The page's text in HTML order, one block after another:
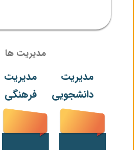
مدیریت ها
مدیریت
دانشجویی
مدیریت
فرهنگی